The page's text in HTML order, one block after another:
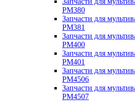
PM380
Запчасти для
PM381
Запчасти для
PM400
Запчасти для
PM401
Запчасти для
PM4506
Запчасти для
PM4507